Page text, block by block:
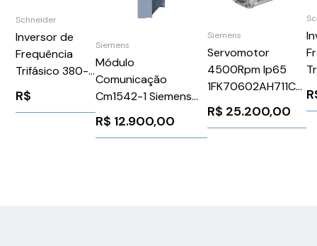
Schneider
Inversor de
Frequência
Trifásico 380-
480V 5,1A 3CV
Schneider
R$
Siemens
Módulo
Comunicação
Cm1542-1 Siemens
6GK75421AX000XE0
R$ 12.900,00
Siemens
Servomotor
4500Rpm Ip65
1FK70602AH711CH1
Siemens 91191
R$ 25.200,00